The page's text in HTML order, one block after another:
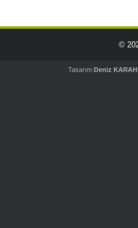
©
Tasarım Deniz